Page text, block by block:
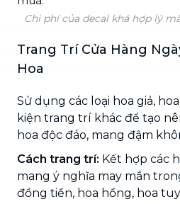
Chi phí của decal khá hợp lý
Trang Trí Cửa Hàng
Hoa
Sử dụng các loại hoa giả,
kiện trang trí khác để tạo
hoa độc đáo, mang đậm
Cách trang trí: Kết hợp các
mang ý nghĩa may mắn
đồng tiền, hoa hồng, hoa